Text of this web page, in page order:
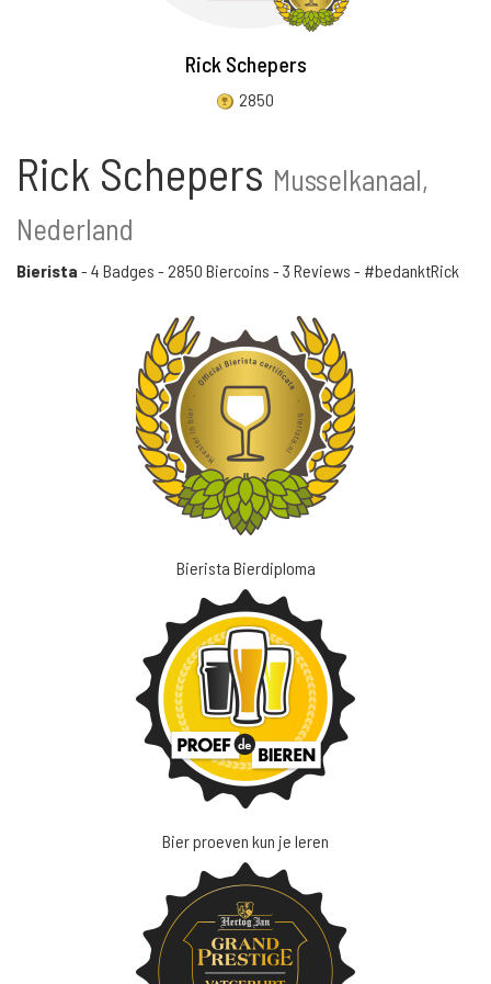
Rick Schepers
2850
Rick Schepers Musselkanaal,
Nederland
Bierista - 4 Badges - 2850 Biercoins - 3 Reviews - #bedanktRick
Bierista Bierdiploma
Bier proeven kun je leren